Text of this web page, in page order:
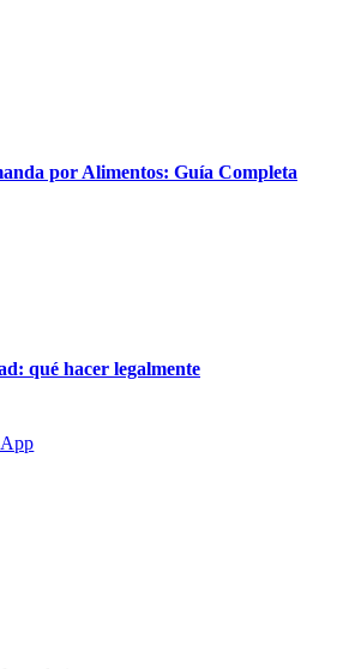
por Alimentos: Guía Completa
qué hacer legalmente